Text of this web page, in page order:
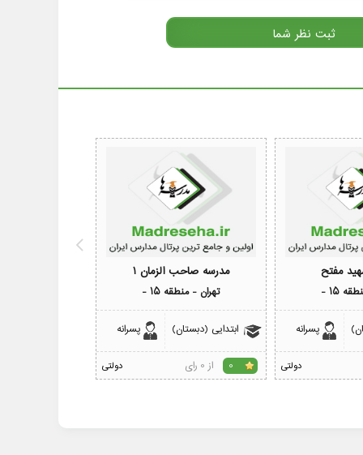
مفتح
15 -
پسرانه
دولتی
مدرسه صاحب الزمان 1
تهران - منطقه 15 -
ابتدایی (دبستان) پسرانه
دولتی 0 از 0 رای